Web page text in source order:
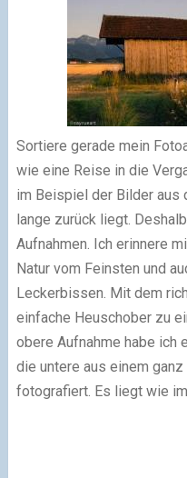
Sortiere gerade mein
wie eine Reise in die
im Beispiel der Bilder aus
lange zurück liegt.
Aufnahmen. Ich erinnere
Natur vom Feinsten und
Leckerbissen. Mit dem
einfache Heuschober zu
obere Aufnahme habe ich
die untere aus einem
fotografiert. Es liegt wie